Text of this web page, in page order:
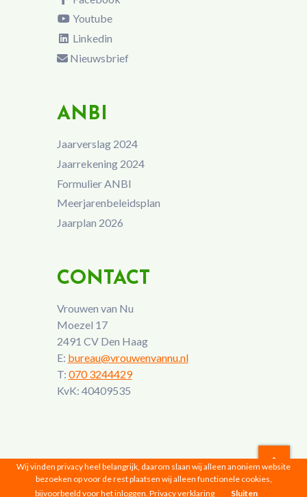
Youtube
Linkedin
Nieuwsbrief
ANBI
Jaarverslag 2024
Jaarrekening 2024
Formulier ANBI
Meerjarenbeleidsplan
Jaarplan 2026
CONTACT
Vrouwen van Nu
Moezel 17
2491 CV Den Haag
E: bureau@vrouwenvannu.nl
T: 070 3244429
KvK: 40409535
Vrouwen van Nu © 2026 |Privacyverklaring
Wij vinden privacy heel belangrijk, daarom slaan wij alleen anoniem website
bezoeken op voor de rest plaatsen wij alleen functionele cookies,
bijvoorbeeld voor het inloggen. Privacy verklaring Sluiten